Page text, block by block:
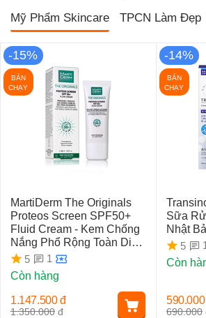
Mỹ Phẩm Skincare TPCN Làm Đẹp
-15%
BÁN
CHẠY
MartiDerm The Originals
Proteos Screen SPF50+
Fluid Cream - Kem Chống
Nắng Phổ Rộng Toàn Diện
Ngừa Lão Hóa, Nám Da
5
1
Còn hàng
1.350.000 đ
1.147.500 đ
-14%
BÁN
CHẠY
Sữa
Nhật
5
1
Còn
690.000
590.000